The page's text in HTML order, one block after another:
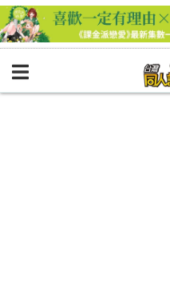
BOOKY書集倉庫